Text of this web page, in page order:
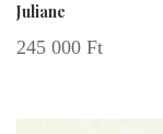
Juliane
245 000 Ft